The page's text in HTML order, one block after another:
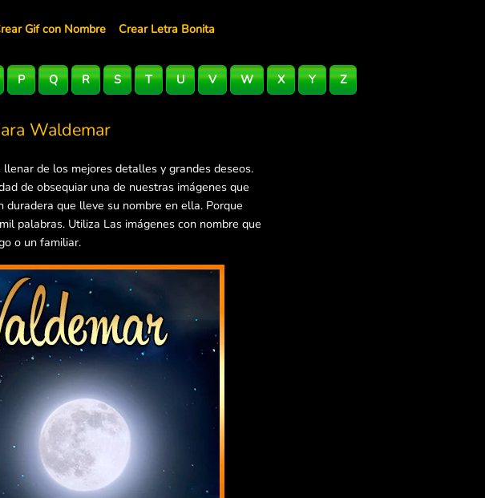
Gif con Nombre Crear Letra Bonita
P Q R S T U V W X Y Z
Waldemar
de los mejores detalles y grandes deseos.
de obsequiar una de nuestras imágenes que
que lleve su nombre en ella. Porque
palabras. Utiliza Las imágenes con nombre que
o un familiar.